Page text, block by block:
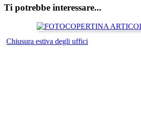
Ti potrebbe interessare...
Chiusura estiva degli uffici